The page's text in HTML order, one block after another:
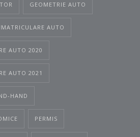
GEOMETRIE AUTO
AUTO
AUTO 2020
AUTO 2021
HAND
PERMIS